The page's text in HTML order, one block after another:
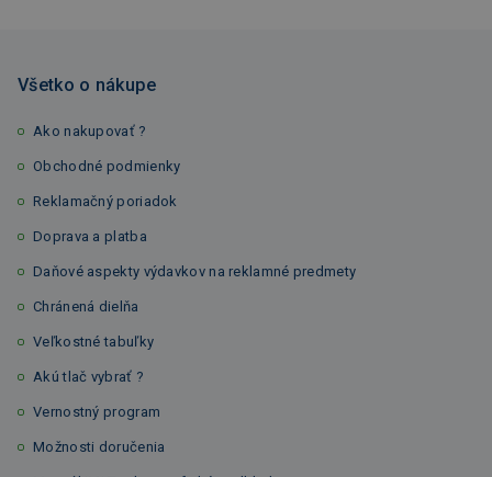
Všetko o nákupe
Ako nakupovať ?
Obchodné podmienky
Reklamačný poriadok
Doprava a platba
Daňové aspekty výdavkov na reklamné predmety
Chránená dielňa
Veľkostné tabuľky
Akú tlač vybrať ?
Vernostný program
Možnosti doručenia